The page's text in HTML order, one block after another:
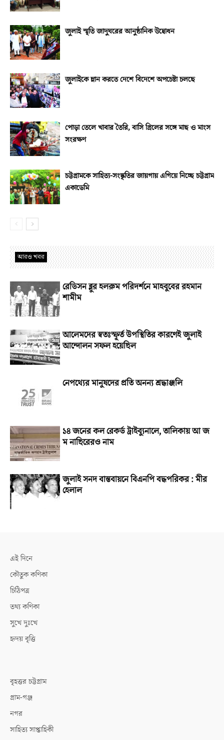
জুলাই স্মৃতি জাদুঘরের আনুষ্ঠানিক উদ্বোধন
জুলাইকে ম্লান করতে দেশে বিদেশে অপচেষ্টা চলছে
পোড়া তেলে খাবার তৈরি, বাসি গ্রিলের সঙ্গে মাছ ও মাংস
সংরক্ষণ
চট্টগ্রামকে সাহিত্য-সংস্কৃতির জায়গায় এগিয়ে নিচ্ছে চট্টগ্রাম
একাডেমি
আরও খবর
রেডিসন ব্লুর হলরুম পরিদর্শনে মাহবুবের রহমান
শামীম
আলেমদের স্বতঃস্ফূর্ত উপস্থিতির কারণেই জুলাই
আন্দোলন সফল হয়েছিল
নেপথ্যের মানুষদের প্রতি অনন্য শ্রদ্ধাঞ্জলি
১৪ জনের কল রেকর্ড ট্রাইব্যুনালে, তালিকায় আ জ
ম নাছিরেরও নাম
জুলাই সনদ বাস্তবায়নে বিএনপি বদ্ধপরিকর : মীর
হেলাল
এই দিনে
কৌতুক কণিকা
চিঠিপত্র
তথ্য কণিকা
সুখে দুঃখে
হৃদয় বৃত্তি
বৃহত্তর চট্টগ্রাম
গ্রাম-গঞ্জ
নগর
সাহিত্য সাপ্তাহিকী